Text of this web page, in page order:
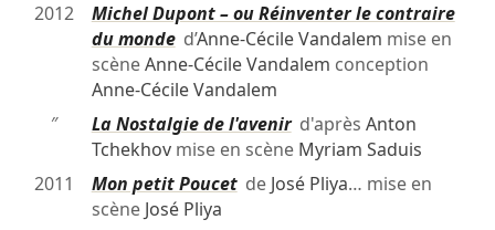
2012
Michel Dupont – ou Réinventer le contraire
du monded’Anne-Cécile Vandalem mise en
scèneAnne-Cécile Vandalem conception
Anne-Cécile Vandalem
″
La Nostalgie de l'avenird'après Anton
Tchekhovmise en scène Myriam Saduis
2011
Mon petit Poucetde José Pliya… mise en
scène José Pliya